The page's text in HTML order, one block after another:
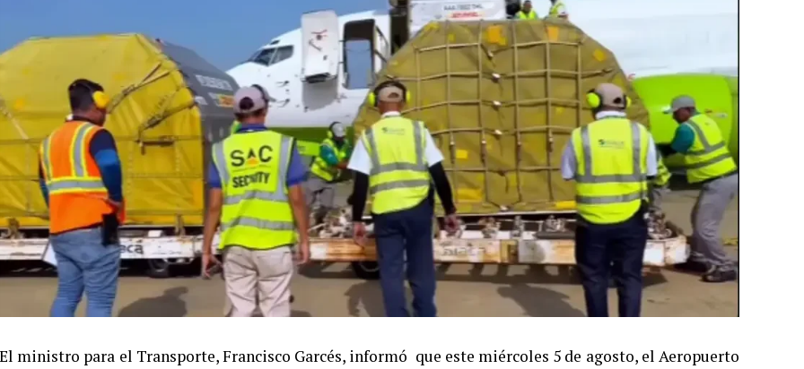
El ministro para el Transporte, Francisco Garcés, informó que este miércoles 5 de agosto, el Aeropuerto